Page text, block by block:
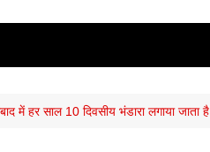
में हर साल 10 दिवसीय भंडारा लगाया जाता है